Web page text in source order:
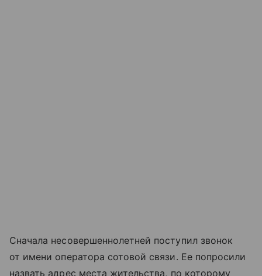
Сначала несовершеннолетней поступил звонок
от имени оператора сотовой связи. Ее попросили
назвать адрес места жительства, по которому